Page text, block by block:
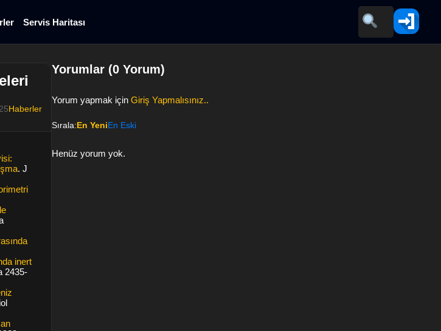
Servis Haritası
Haberler
. J
inert
2435-
Yorumlar (0 Yorum)
Yorum yapmak için Giriş Yapmalısınız..
Sırala:En YeniEn Eski
Henüz yorum yok.